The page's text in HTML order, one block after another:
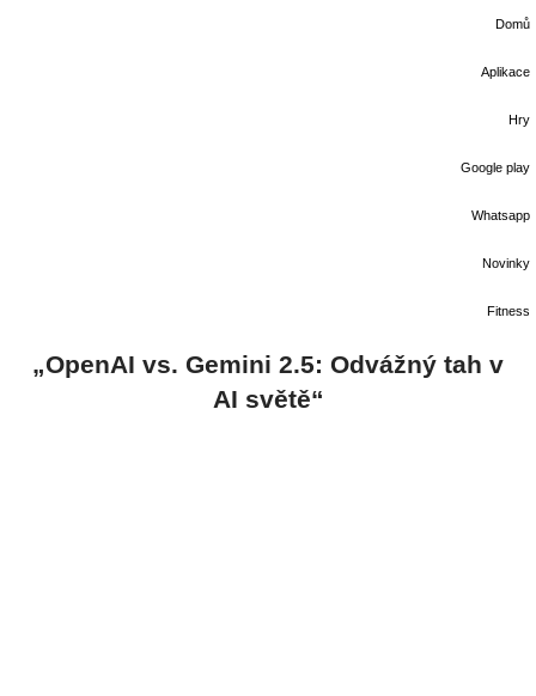
Domů
Aplikace
Hry
Google play
Whatsapp
Novinky
Fitness
„OpenAI vs. Gemini 2.5: Odvážný tah v
AI světě“